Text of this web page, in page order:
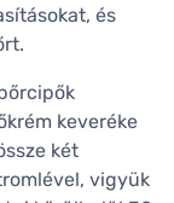
és
keveréke
két
vigyük